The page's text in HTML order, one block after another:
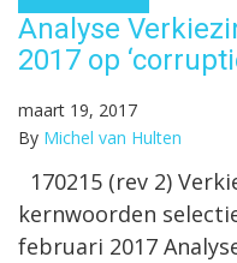
Analyse
2017 op
maart 19, 2017
By Michel van Hulten
170215 (rev 2)
kernwoorden
februari 2017